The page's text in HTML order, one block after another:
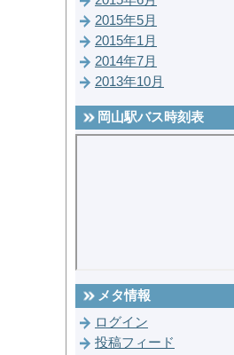
2015年5月
2015年1月
2014年7月
2013年10月
岡山駅バス時刻表
メタ情報
ログイン
投稿フィード